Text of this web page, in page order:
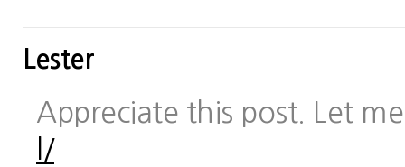
Lester
Appreciate this post. Let
l/